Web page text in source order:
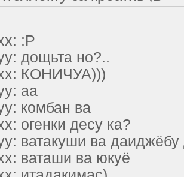
:P
дощьта но?..
КОНИЧУА)))
аа
комбан ва
огенки десу ка?
ватакуши ва даиджёбу
ваташи ва юкуё